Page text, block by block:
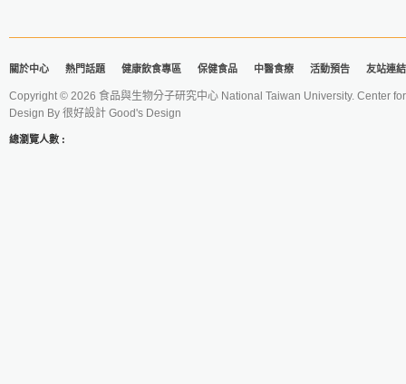
關於中心 熱門話題 健康飲食專區 保健食品 中醫食療 活動預告 友站連結
Copyright © 2026 食品與生物分子研究中心 National Taiwan University. Center
Design By 很好設計 Good's Design
總瀏覽人數 :